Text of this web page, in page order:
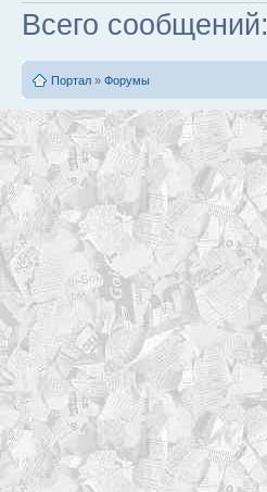
Всего сообщений:
Портал » Форумы